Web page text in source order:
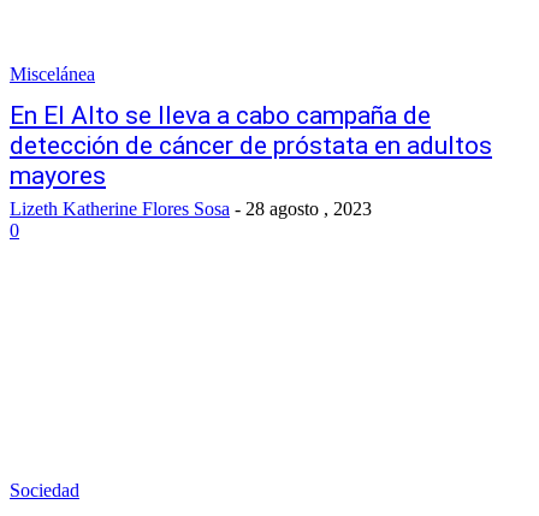
Miscelánea
En El Alto se lleva a cabo campaña de
detección de cáncer de próstata en adultos
mayores
Lizeth Katherine Flores Sosa - 28 agosto , 2023
0
Sociedad